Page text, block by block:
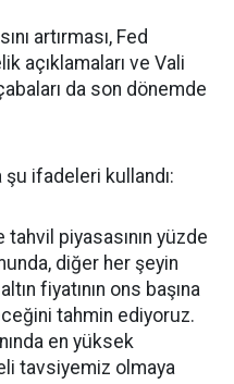
artırması, Fed
açıklamaları ve Vali
da son dönemde
şu ifadeleri kullandı:
piyasasının yüzde
diğer her şeyin
fiyatının ons başına
tahmin ediyoruz.
en yüksek
tavsiyemiz olmaya